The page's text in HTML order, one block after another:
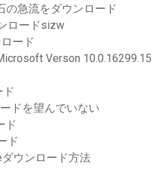
の急流をダウンロード
ロードsizw
ード
Verson 10.0.16299.15
ド
ドを望んでいない
ド
ド
ウンロード方法